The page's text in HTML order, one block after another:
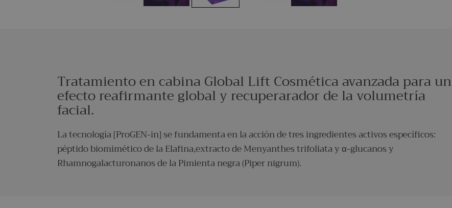
Tratamiento en cabina Global Lift Cosmética avanzada para un
efecto reafirmante global y recuperarador de la volumetría
facial.
La tecnología [ProGEN-in] se fundamenta en la acción de tres ingredientes activos específicos:
péptido biomimético de la Elafina,extracto de Menyanthes trifoliata y α-glucanos y
Rhamnogalacturonanos de la Pimienta negra (Piper nigrum).